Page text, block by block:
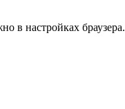
в настройках браузера.